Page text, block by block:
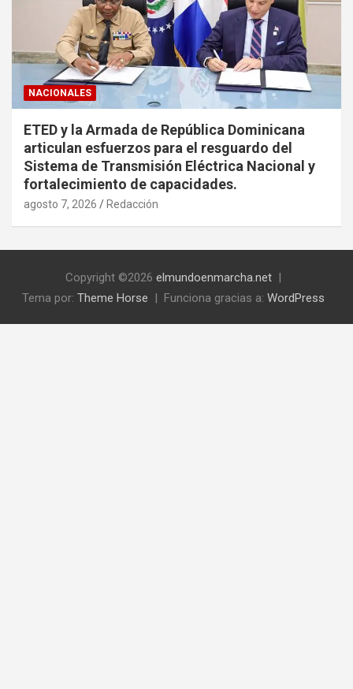
NACIONALES
ETED y la Armada de República Dominicana
articulan esfuerzos para el resguardo del
Sistema de Transmisión Eléctrica Nacional y
fortalecimiento de capacidades.
agosto 7, 2026 Redacción
Copyright ©2026 elmundoenmarcha.net
Tema por: Theme Horse Funciona gracias a: WordPress